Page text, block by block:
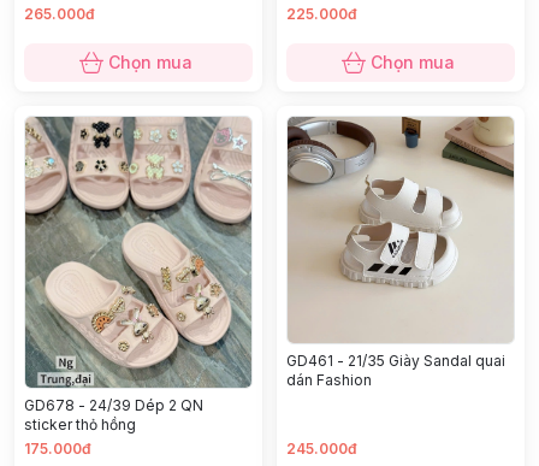
265.000đ
Chọn mua
225.000đ
Chọn mua
GD678 - 24/39 Dép 2 QN
sticker thỏ hồng
175.000đ
GD461 - 21/35 Giày Sandal quai
dán Fashion
245.000đ